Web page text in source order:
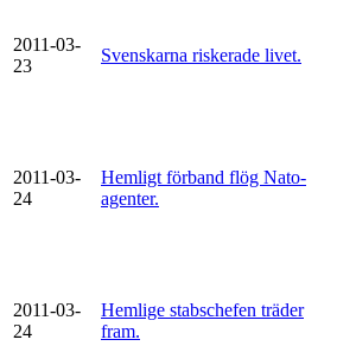
2011-03-
23
Svenskarna riskerade livet.
2011-03-
24
Hemligt förband flög Nato-
agenter.
2011-03-
24
Hemlige stabschefen träder
fram.